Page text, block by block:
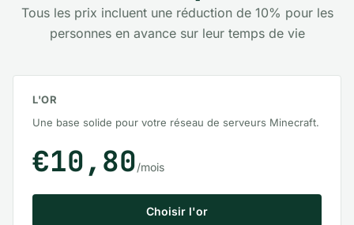
Tous les prix incluent une réduction de 10% pour les
personnes en avance sur leur temps de vie
L'OR
Une base solide pour votre réseau de serveurs Minecraft.
€10,80/mois
Choisir l'or